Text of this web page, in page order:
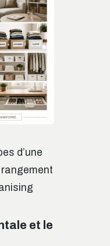
d’une
et le